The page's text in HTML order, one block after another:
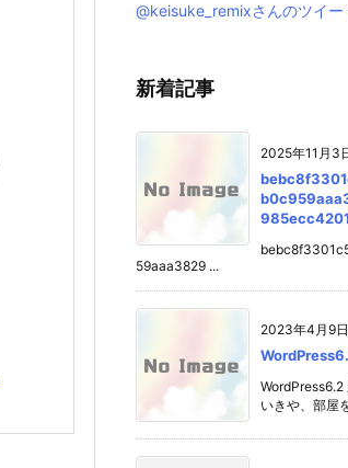
@keisuke_remixさんのツイー
新着記事
2025年11月3
59aaa3829 ...
2023年4月9日
いきや、部屋